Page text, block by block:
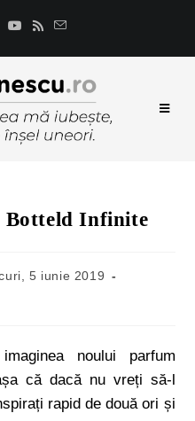
Botteld Infinite
5 iunie 2019
noului parfum
că dacă nu vreți să-l
rapid de două ori și